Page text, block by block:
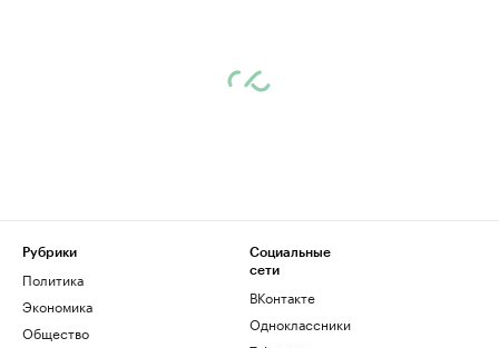
Рубрики
Политика
Экономика
Общество
Социальные
сети
ВКонтакте
Одноклассники